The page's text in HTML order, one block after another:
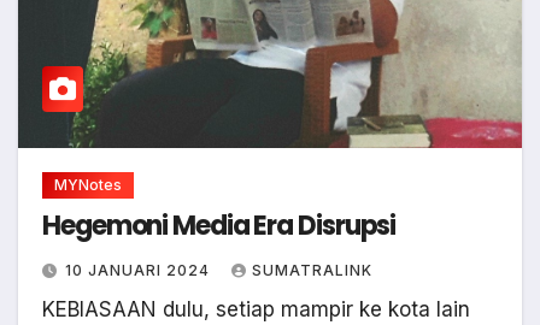
MYNotes
Hegemoni Media Era Disrupsi
10 JANUARI 2024 SUMATRALINK
KEBIASAAN dulu, setiap mampir ke kota lain